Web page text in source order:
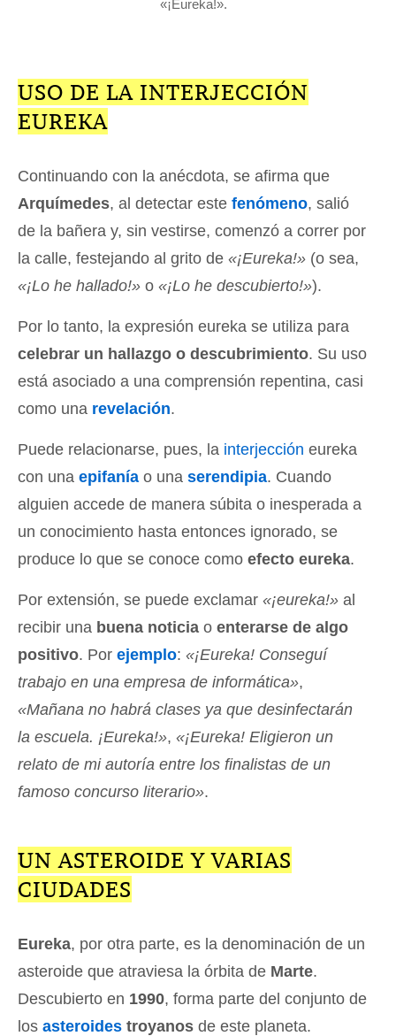
«¡Eureka!».
USO DE LA INTERJECCIÓN
EUREKA
Continuando con la anécdota, se afirma que
Arquímedes, al detectar este fenómeno, salió
de la bañera y, sin vestirse, comenzó a correr por
la calle, festejando al grito de «¡Eureka!» (o sea,
«¡Lo he hallado!» o «¡Lo he descubierto!»).
Por lo tanto, la expresión eureka se utiliza para
celebrar un hallazgo o descubrimiento. Su uso
está asociado a una comprensión repentina, casi
como una revelación.
Puede relacionarse, pues, la interjección eureka
con una epifanía o una serendipia. Cuando
alguien accede de manera súbita o inesperada a
un conocimiento hasta entonces ignorado, se
produce lo que se conoce como efecto eureka.
Por extensión, se puede exclamar «¡eureka!» al
recibir una buena noticia o enterarse de algo
positivo. Por ejemplo: «¡Eureka! Conseguí
trabajo en una empresa de informática»,
«Mañana no habrá clases ya que desinfectarán
la escuela. ¡Eureka!», «¡Eureka! Eligieron un
relato de mi autoría entre los finalistas de un
famoso concurso literario».
UN ASTEROIDE Y VARIAS
CIUDADES
Eureka, por otra parte, es la denominación de un
asteroide que atraviesa la órbita de Marte.
Descubierto en 1990, forma parte del conjunto de
los asteroides troyanos de este planeta.